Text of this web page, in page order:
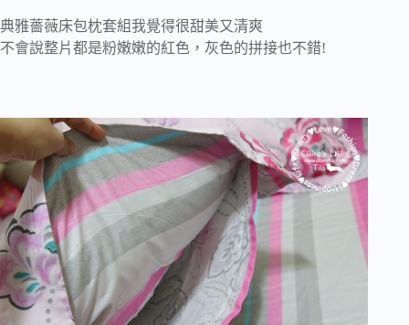
典雅薔薇床包枕套組我覺得很甜美又清爽
不會說整片都是粉嫩嫩的紅色，灰色的拼接也不錯!